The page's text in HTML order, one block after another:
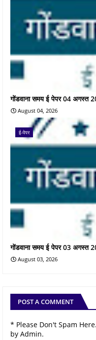
गोंडवाना समय ई पेपर 04 अगस्त
August 04, 2026
ई-पेपर
गोंडवाना समय ई पेपर 03 अगस्त
August 03, 2026
POST A COMMENT
* Please Don't Spam
by Admin.